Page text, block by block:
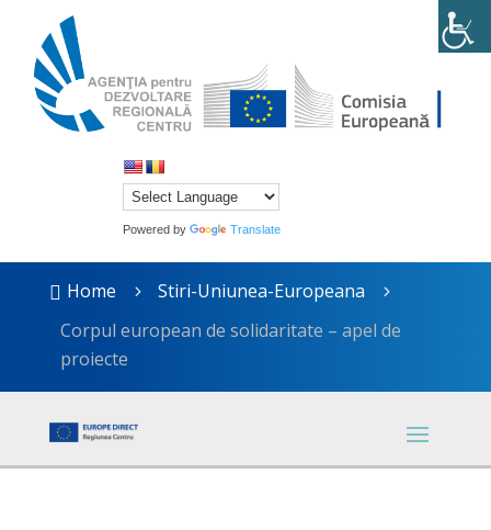
Powered by Translate
 Home 5 Stiri-Uniunea-Europeana 5
Corpul european de solidaritate – apel de
proiecte